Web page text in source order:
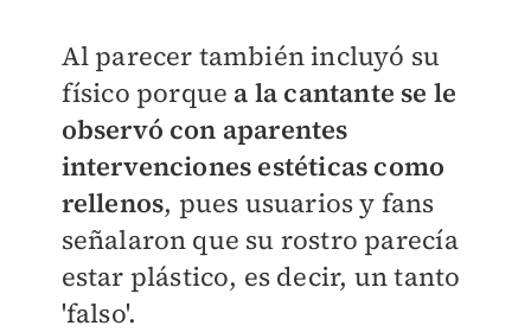
Al parecer también incluyó su
físico porque a la cantante se le
observó con aparentes
intervenciones estéticas como
rellenos, pues usuarios y fans
señalaron que su rostro parecía
estar plástico, es decir, un tanto
'falso'.